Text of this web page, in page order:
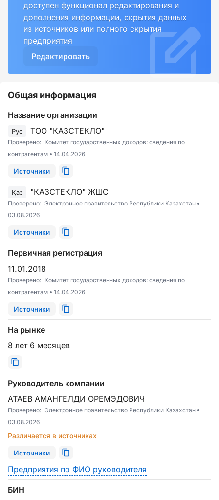
доступен функционал редактирования и
дополнения информации, скрытия данных
из источников или полного скрытия
предприятия
Редактировать
Общая информация
Название организации
Рус ТОО "КАЗСТЕКЛО"
Проверено: Комитет государственных доходов: сведения по
контрагентам
14.04.2026
Источники
Қаз "КАЗСТЕКЛО" ЖШС
Проверено: Электронное правительство Республики Казахстан
03.08.2026
Источники
Первичная регистрация
11.01.2018
Проверено: Комитет государственных доходов: сведения по
контрагентам
14.04.2026
Источники
На рынке
8 лет 6 месяцев
Руководитель компании
АТАЕВ АМАНГЕЛДИ ОРЕМЭДОВИЧ
Проверено: Электронное правительство Республики Казахстан
03.08.2026
Различается в источниках
Источники
Предприятия по ФИО руководителя
БИН